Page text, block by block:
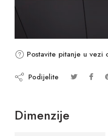
Postavite pitanje u vezi
Podijelite
Dimenzije